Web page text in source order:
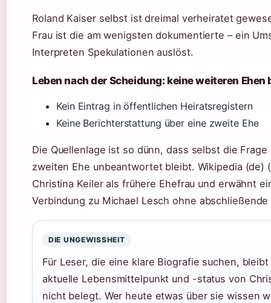
Roland Kaiser selbst ist dreimal verheiratet
Frau ist die am wenigsten dokumentierte – ein
Interpreten Spekulationen auslöst.
Leben nach der Scheidung: keine weiteren Ehen
Kein Eintrag in öffentlichen Heiratsregistern
Keine Berichterstattung über eine zweite Ehe
Die Quellenlage ist so dünn, dass selbst die Frage
zweiten Ehe unbeantwortet bleibt. Wikipedia (de)
Christina Keiler als frühere Ehefrau und erwähnt
Verbindung zu Michael Lesch ohne abschließende
DIE UNGEWISSHEIT
Für Leser, die eine klare Biografie suchen,
aktuelle Lebensmittelpunkt und -status von
nicht belegt. Wer heute etwas über sie wissen